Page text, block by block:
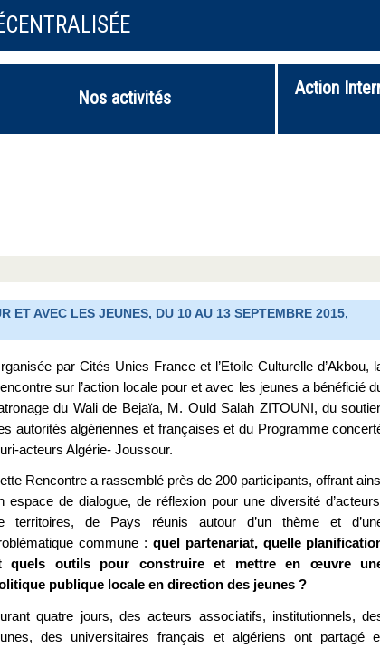
Nos activités
Action
ET AVEC LES JEUNES, DU 10 AU 13 SEPTEMBRE 2015,
par Cités Unies France et l’Etoile Culturelle d’Akbou,
sur l’action locale pour et avec les jeunes a bénéficié
du Wali de Bejaïa, M. Ould Salah ZITOUNI, du
autorités algériennes et françaises et du Programme
acteurs Algérie- Joussour.
Rencontre a rassemblé près de 200 participants, offrant
espace de dialogue, de réflexion pour une diversité
territoires, de Pays réunis autour d’un thème et
commune : quel partenariat, quelle
quels outils pour construire et mettre en œuvre
publique locale en direction des jeunes ?
quatre jours, des acteurs associatifs, institutionnels,
des universitaires français et algériens ont partagé